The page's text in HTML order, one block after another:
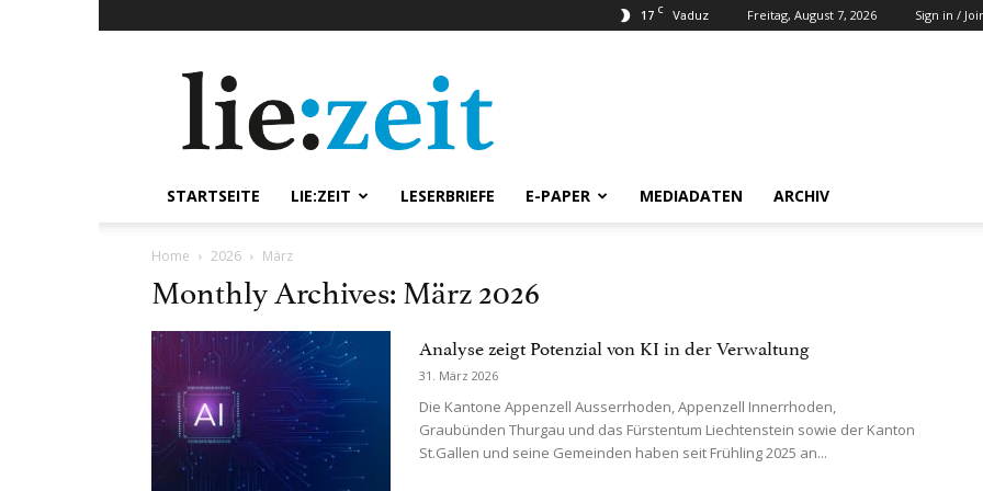
17 C Vaduz Freitag, August 7, 2026 Sign in /
STARTSEITE LIE:ZEIT LESERBRIEFE E-PAPER MEDIADATEN ARCHIV
Home 2026 März
Monthly Archives: März 2026
Analyse zeigt Potenzial von KI in der Verwaltung
31. März 2026
Die Kantone Appenzell Ausserrhoden, Appenzell Innerrhoden,
Graubünden Thurgau und das Fürstentum Liechtenstein sowie der Kanton
St.Gallen und seine Gemeinden haben seit Frühling 2025 an...